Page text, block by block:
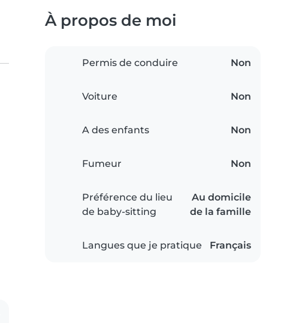
À propos de moi
Permis de conduire Non
Voiture Non
A des enfants Non
Fumeur Non
Préférence du lieu
de baby-sitting
Au domicile
de la famille
Langues que je pratique Français